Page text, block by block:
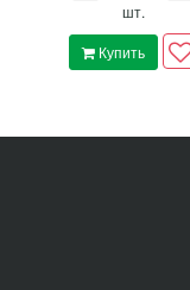
шт.
Купить